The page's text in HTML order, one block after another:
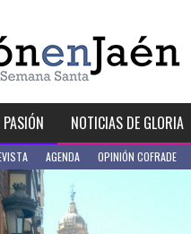
NOTICIAS DE GLORIA
AGENDA OPINIÓN COFRADE